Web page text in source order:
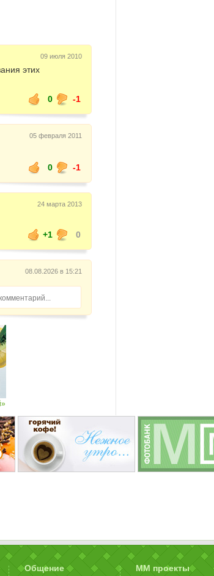
09 июля 2010
этих
0
-1
05 февраля 2011
0
-1
24 марта 2013
+1
0
08.08.2026 в 15:21
Общение ММ проекты